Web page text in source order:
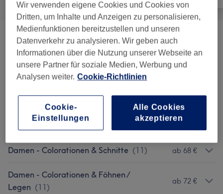
Haarkuren & Pflege (2) ab 15 €
Coloration & Farbe (7) ab 40 €
Damen - Colorationen, Schnitte &
ab 88 €
Damen - Colorationen & Schnitte (11) ab 68 €
Damen - Colorationen & Föhnen /
Legen (11)
ab 72 €
Wir verwenden eigene Cookies und Cookies von
Dritten, um Inhalte und Anzeigen zu personalisieren,
Medienfunktionen bereitzustellen und unseren
Datenverkehr zu analysieren. Wir geben auch
Informationen über die Nutzung unserer Webseite an
unsere Partner für soziale Medien, Werbung und
Analysen weiter. Cookie-Richtlinien
Cookie-
Einstellungen
Alle Cookies
akzeptieren